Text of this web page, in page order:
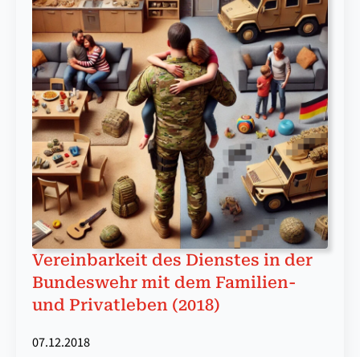
Vereinbarkeit des Dienstes in der
Bundeswehr mit dem Familien-
und Privatleben (2018)
07.12.2018